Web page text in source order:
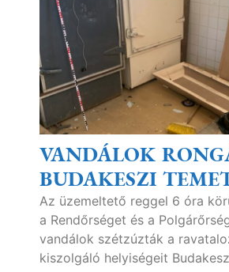
VANDÁLOK
BUDAKESZI
Az üzemeltető reggel 6 óra
a Rendőrséget és a
vandálok szétzúzták a
kiszolgáló helyiségeit